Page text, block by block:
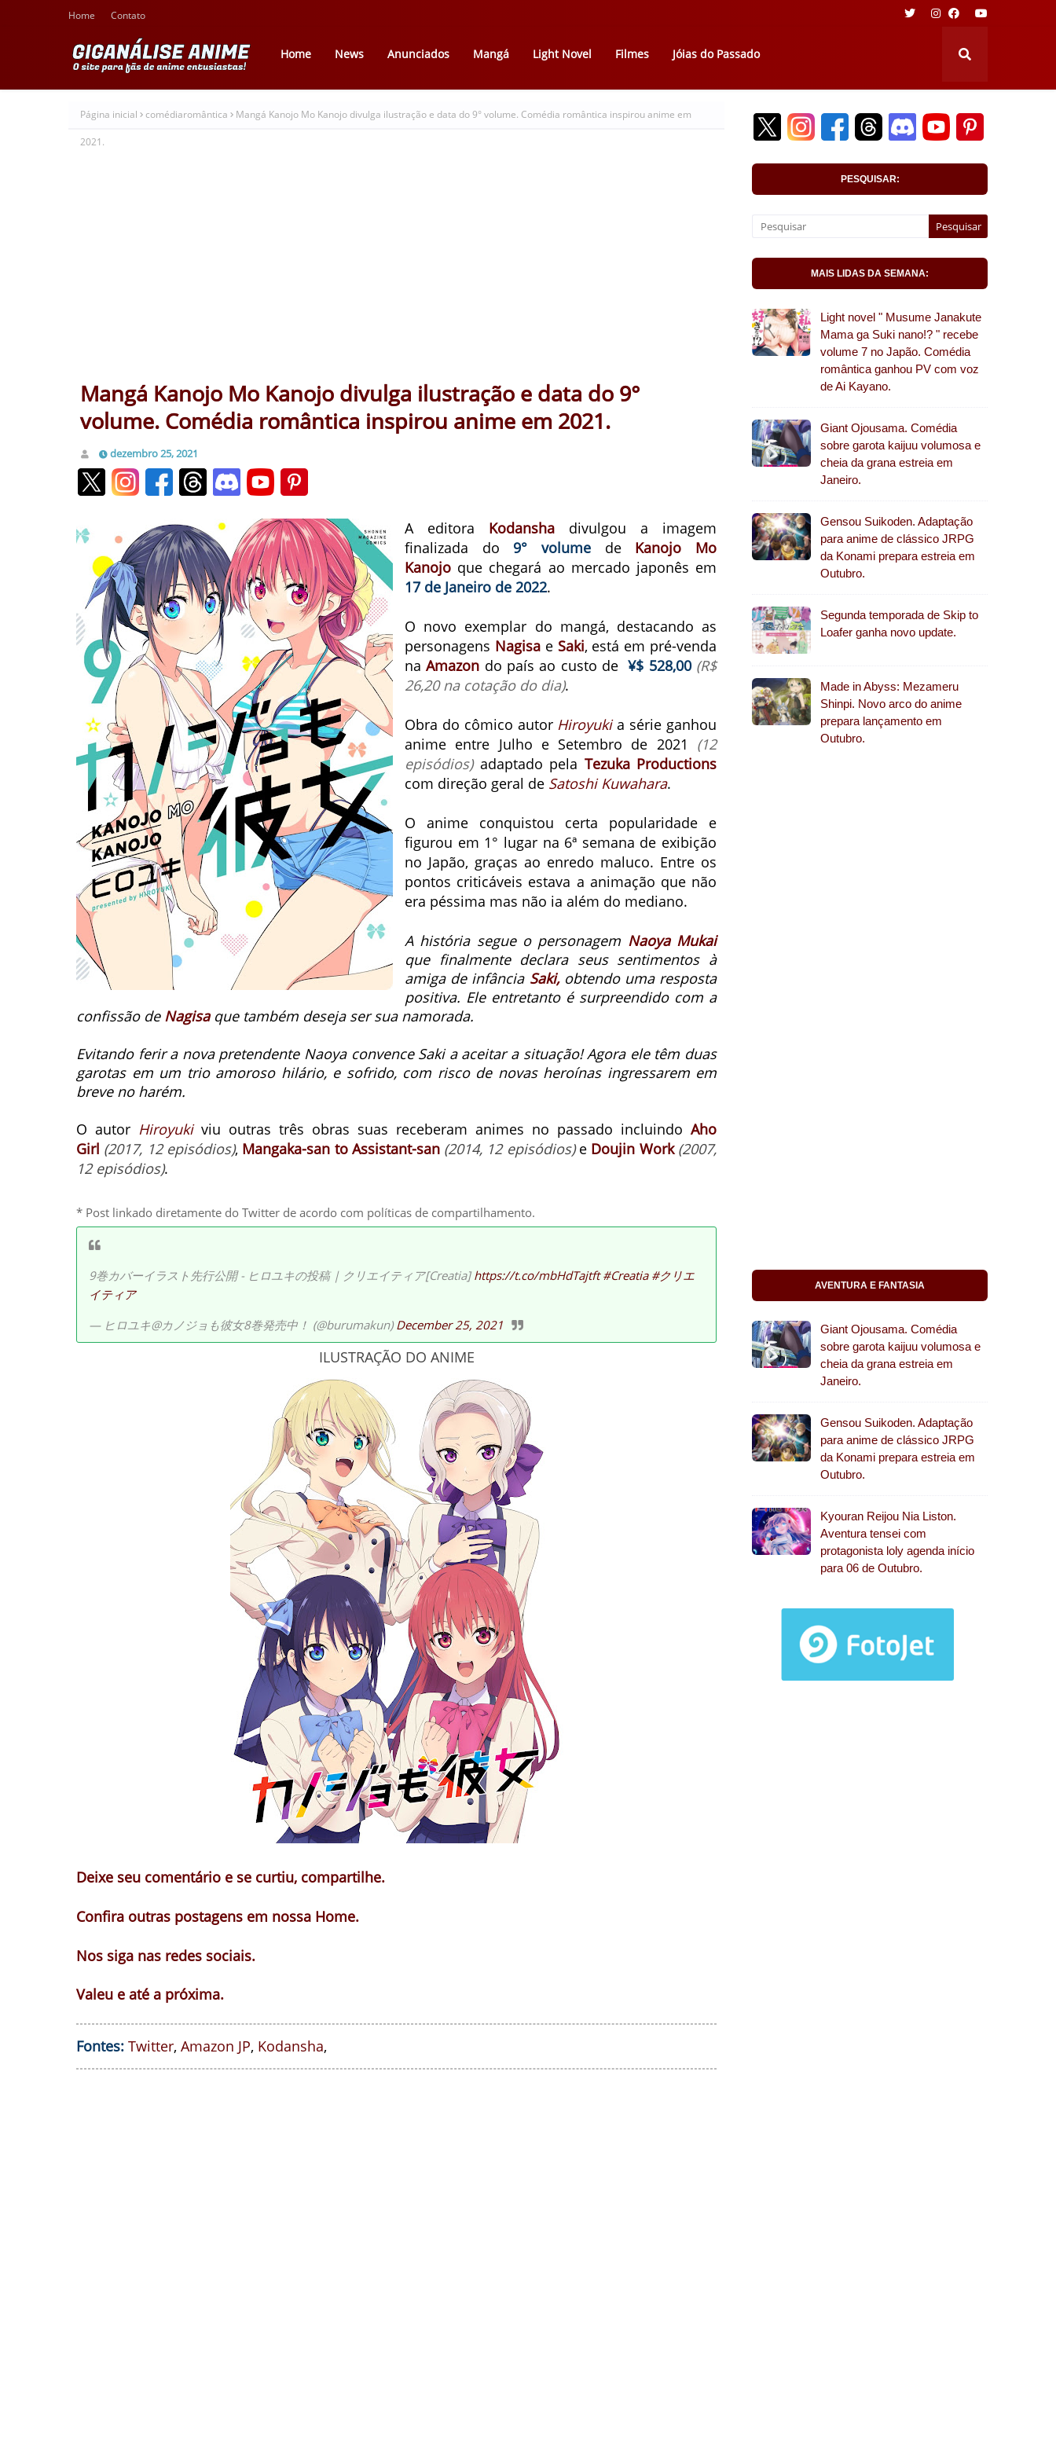
Home Contato
Home News Anunciados Mangá Light Novel Filmes Jóias do Passado
Página inicial comédiaromântica Mangá Kanojo Mo Kanojo divulga ilustração e data do 9° volume. Comédia romântica inspirou anime em
2021.
Mangá Kanojo Mo Kanojo divulga ilustração e data do 9°
volume. Comédia romântica inspirou anime em 2021.
dezembro 25, 2021
A editora Kodansha divulgou a imagem
finalizada do 9°volume deKanojo Mo
Kanojo que chegará ao mercado japonês em
17 de Janeiro de 2022.
O novo exemplar do mangá, destacando as
personagens Nagisae Saki, está em pré-venda
naAmazon do país ao custo de ¥$ 528,00 (R$
26,20 na cotação do dia).
Obra do cômico autor Hiroyukia série ganhou
anime entre Julho e Setembro de 2021 (12
episódios)adaptado pela Tezuka Productions
com direção geral de Satoshi Kuwahara.
O anime conquistou certa popularidade e
figurou em 1° lugar na 6ª semana de exibição
no Japão, graças ao enredo maluco. Entre os
pontos criticáveis estava a animação que não
era péssima mas não ia além do mediano.
A história segue o personagem Naoya Mukai
que finalmente declara seus sentimentos à
amiga de infância Saki,obtendo uma resposta
positiva. Ele entretanto é surpreendido com a
confissão de Nagisaque também deseja ser sua namorada.
Evitando ferir a nova pretendente Naoya convence Saki a aceitar a situação! Agora ele têm duas
garotas em um trio amoroso hilário, e sofrido, com risco de novas heroínas ingressarem em
breve no harém.
O autor Hiroyukiviu outras três obras suas receberam animes no passado incluindo Aho
Girl (2017, 12 episódios), Mangaka-san to Assistant-san (2014, 12 episódios)e Doujin Work (2007,
12 episódios).
* Post linkado diretamente do Twitter de acordo com políticas de compartilhamento.
9巻カバーイラスト先行公開 - ヒロユキの投稿 | クリエイティア[Creatia]https://t.co/mbHdTajtft #Creatia #クリエ
イティア
— ヒロユキ@カノジョも彼女8巻発売中！ (@burumakun)December 25, 2021
ILUSTRAÇÃO DO ANIME
Deixe seu comentário e se curtiu, compartilhe.
Confira outras postagens em nossa Home.
Nos siga nas redes sociais.
Valeu e até a próxima.
Fontes: Twitter, Amazon JP, Kodansha,
PESQUISAR:
MAIS LIDAS DA SEMANA:
Light novel " Musume Janakute
Mama ga Suki nano!? " recebe
volume 7 no Japão. Comédia
romântica ganhou PV com voz
de Ai Kayano.
Giant Ojousama. Comédia
sobre garota kaijuu volumosa e
cheia da grana estreia em
Janeiro.
Gensou Suikoden. Adaptação
para anime de clássico JRPG
da Konami prepara estreia em
Outubro.
Segunda temporada de Skip to
Loafer ganha novo update.
Made in Abyss: Mezameru
Shinpi. Novo arco do anime
prepara lançamento em
Outubro.
AVENTURA E FANTASIA
Giant Ojousama. Comédia
sobre garota kaijuu volumosa e
cheia da grana estreia em
Janeiro.
Gensou Suikoden. Adaptação
para anime de clássico JRPG
da Konami prepara estreia em
Outubro.
Kyouran Reijou Nia Liston.
Aventura tensei com
protagonista loly agenda início
para 06 de Outubro.